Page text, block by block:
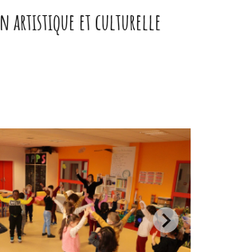
artistique et culturelle